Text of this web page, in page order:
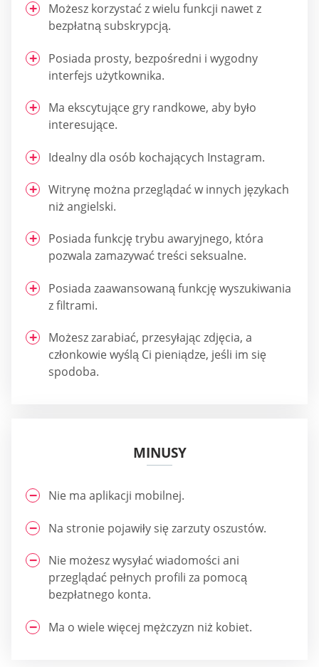
Możesz korzystać z wielu funkcji nawet z
bezpłatną subskrypcją.
Posiada prosty, bezpośredni i wygodny
interfejs użytkownika.
Ma ekscytujące gry randkowe, aby było
interesujące.
Idealny dla osób kochających Instagram.
Witrynę można przeglądać w innych językach
niż angielski.
Posiada funkcję trybu awaryjnego, która
pozwala zamazywać treści seksualne.
Posiada zaawansowaną funkcję wyszukiwania
z filtrami.
Możesz zarabiać, przesyłając zdjęcia, a
członkowie wyślą Ci pieniądze, jeśli im się
spodoba.
MINUSY
Nie ma aplikacji mobilnej.
Na stronie pojawiły się zarzuty oszustów.
Nie możesz wysyłać wiadomości ani
przeglądać pełnych profili za pomocą
bezpłatnego konta.
Ma o wiele więcej mężczyzn niż kobiet.